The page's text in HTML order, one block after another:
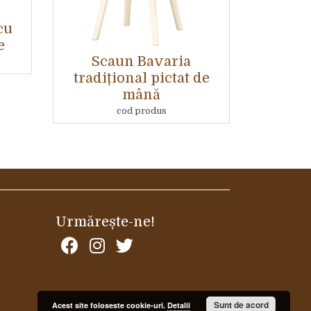
Scaun Bavaria
tradițional pictat de
mână
cod produs
Urmărește-ne!
Acest site foloseste cookie-uri. Detalii Sunt de acord